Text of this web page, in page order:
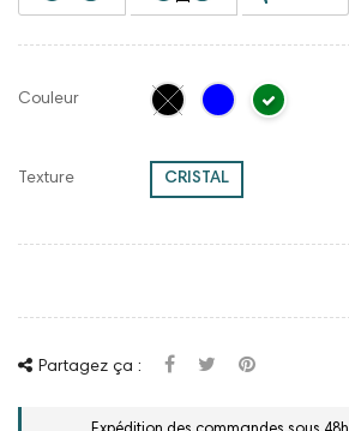
Couleur
Texture CRISTAL
Partagez ça :